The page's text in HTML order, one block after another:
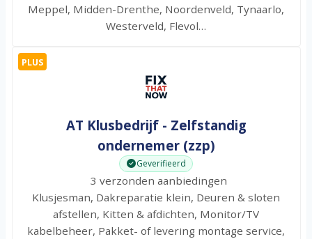
Meppel, Midden-Drenthe, Noordenveld, Tynaarlo,
Westerveld, Flevol…
PLUS
AT Klusbedrijf - Zelfstandig
ondernemer (zzp)
Geverifieerd
3 verzonden aanbiedingen
Klusjesman, Dakreparatie klein, Deuren & sloten
afstellen, Kitten & afdichten, Monitor/TV
kabelbeheer, Pakket- of levering montage service,